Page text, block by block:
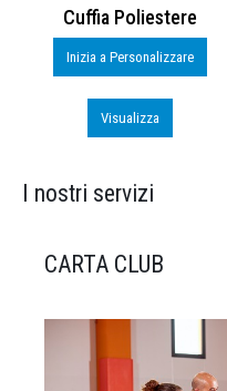
Cuffia Poliestere
Inizia a Personalizzare
Visualizza
I nostri servizi
CARTA CLUB